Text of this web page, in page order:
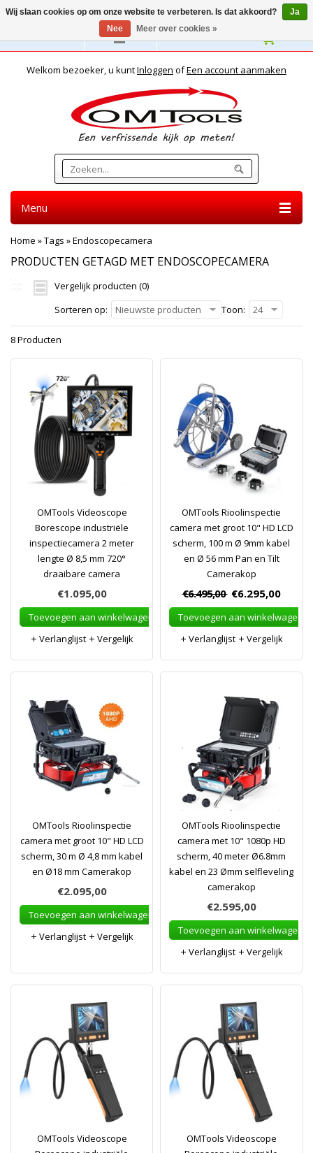
Nederlands
Welkom bezoeker, u kuntInloggen ofEen account aanmaken
Menu
Home »Tags »Endoscopecamera
PRODUCTEN GETAGD MET ENDOSCOPECAMERA
Vergelijk producten (0)
Sorteren op:
Nieuwste producten Toon: 24
8 Producten
OMTools Videoscope
Borescope industriële
inspectiecamera 2 meter
lengte Ø 8,5 mm 720°
draaibare camera
€1.095,00
Toevoegen aan winkelwagen
Verlanglijst
Vergelijk
OMTools Rioolinspectie
camera met groot 10" HD LCD
scherm, 100 m Ø 9mm kabel
en Ø 56 mm Pan en Tilt
Camerakop
€6.495,00 €6.295,00
Toevoegen aan winkelwagen
Verlanglijst
Vergelijk
OMTools Rioolinspectie
camera met groot 10" HD LCD
scherm, 30 m Ø 4,8 mm kabel
en Ø18 mm Camerakop
€2.095,00
Toevoegen aan winkelwagen
Verlanglijst
Vergelijk
OMTools Rioolinspectie
camera met 10" 1080p HD
scherm, 40 meter Ø6.8mm
kabel en 23 Ømm selfleveling
camerakop
€2.595,00
Toevoegen aan winkelwagen
Verlanglijst
Vergelijk
OMTools Videoscope
OMTools Videoscope
Wij slaan cookies op om onze website te verbeteren. Is dat akkoord?
Ja
Nee
Meer over cookies »